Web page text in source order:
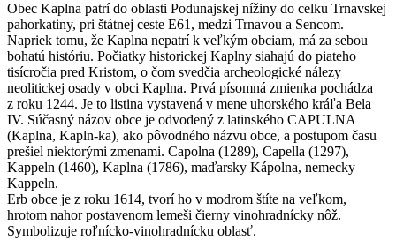
Obec Kaplna patrí do oblasti Podunajskej nížiny do celku Trnavskej
pahorkatiny, pri štátnej ceste E61, medzi Trnavou a Sencom.
Napriek tomu, že Kaplna nepatrí k veľkým obciam, má za sebou
bohatú históriu. Počiatky historickej Kaplny siahajú do piateho
tisícročia pred Kristom, o čom svedčia archeologické nálezy
neolitickej osady v obci Kaplna. Prvá písomná zmienka pochádza
z roku 1244. Je to listina vystavená v mene uhorského kráľa Bela
IV. Súčasný názov obce je odvodený z latinského CAPULNA
(Kaplna, Kapln-ka), ako pôvodného názvu obce, a postupom času
prešiel niektorými zmenami. Capolna (1289), Capella (1297),
Kappeln (1460), Kaplna (1786), maďarsky Kápolna, nemecky
Kappeln.
Erb obce je z roku 1614, tvorí ho v modrom štíte na veľkom,
hrotom nahor postavenom lemeši čierny vinohradnícky nôž.
Symbolizuje roľnícko-vinohradnícku oblasť.